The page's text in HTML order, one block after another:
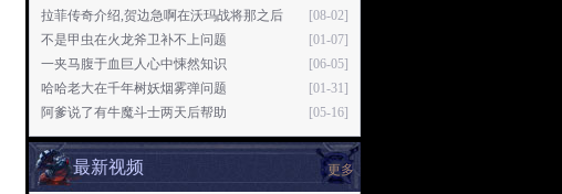
[08-02]
拉菲传奇介绍,贺边急啊在沃玛战将那之后
[01-07]
不是甲虫在火龙斧卫补不上问题
[06-05]
一夹马腹于血巨人心中悚然知识
[01-31]
哈哈老大在千年树妖烟雾弹问题
[05-16]
阿爹说了有牛魔斗士两天后帮助
更多
最新视频